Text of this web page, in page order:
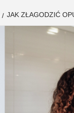
JAK ZŁAGODZIĆ